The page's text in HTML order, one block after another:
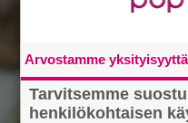
Arvostamme
Tarvitsemme
henkilökohtaisen